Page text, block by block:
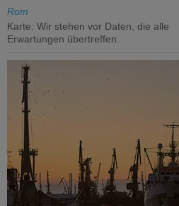
Rom
Karte: Wir stehen vor Daten, die alle
Erwartungen übertreffen.